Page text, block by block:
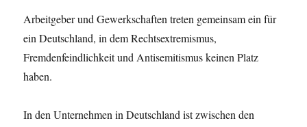
Arbeitgeber und Gewerkschaften treten gemeinsam ein für
ein Deutschland, in dem Rechtsextremismus,
Fremdenfeindlichkeit und Antisemitismus keinen Platz
haben.
In den Unternehmen in Deutschland ist zwischen den